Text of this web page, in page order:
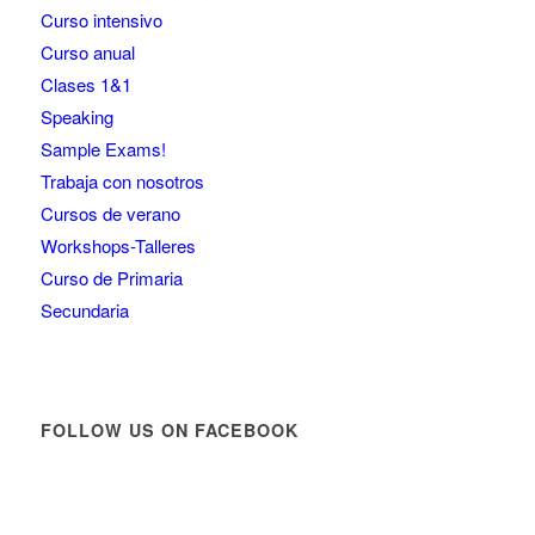
Curso intensivo
Curso anual
Clases 1&1
Speaking
Sample Exams!
Trabaja con nosotros
Cursos de verano
Workshops-Talleres
Curso de Primaria
Secundaria
FOLLOW US ON FACEBOOK